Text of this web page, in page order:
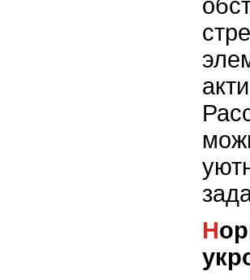
Норы и домики: создание